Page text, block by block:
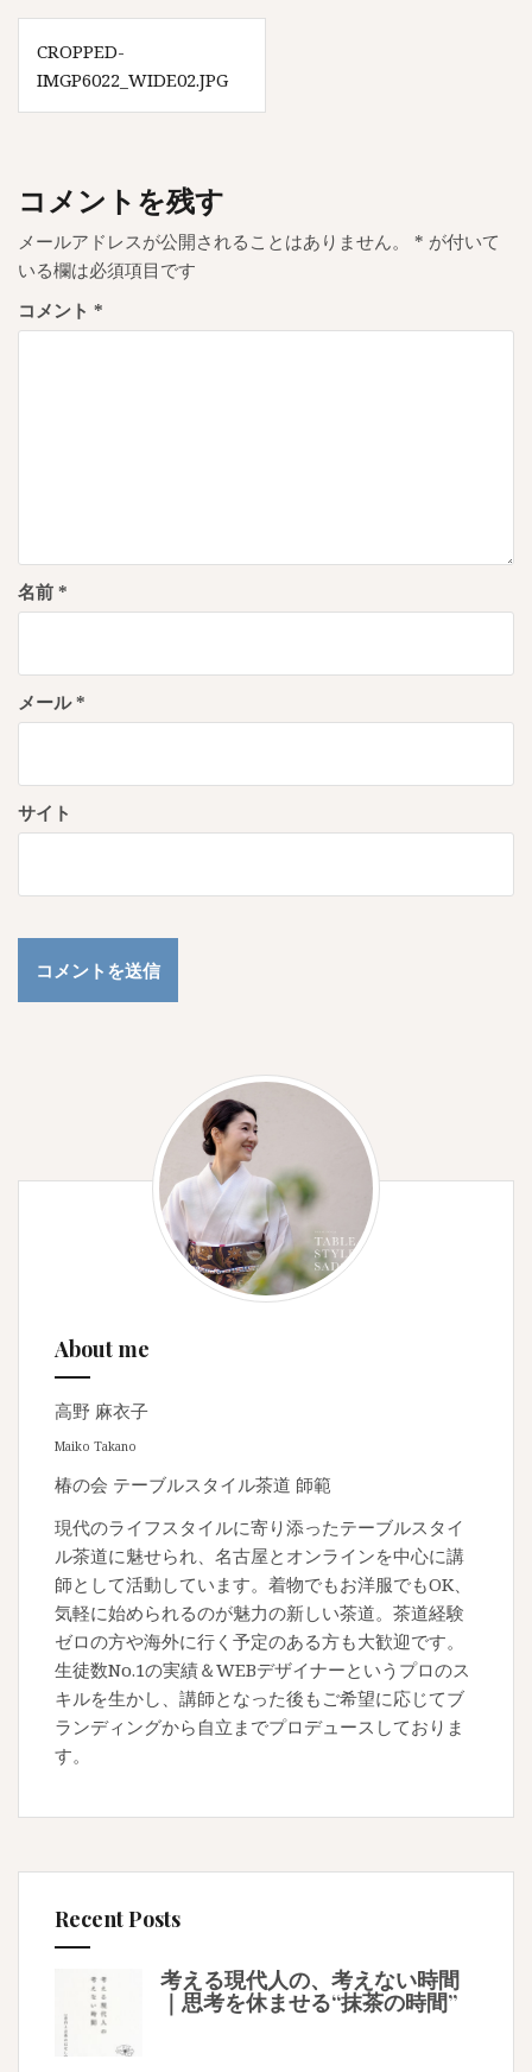
投
稿
ナ
ゲ
ー
シ
ョ
CROPPED-
IMGP6022_WIDE02.JPG
コメントを残す
メールアドレスが公開されることはありません。 * が付いて
いる欄は必須項目です
コメント *
名前 *
メール*
サイト
About me
高野 麻衣子
Maiko Takano
椿の会 テーブルスタイル茶道 師範
現代のライフスタイルに寄り添ったテーブルスタイ
ル茶道に魅せられ、名古屋とオンラインを中心に講
師として活動しています。着物でもお洋服でもOK、
気軽に始められるのが魅力の新しい茶道。茶道経験
ゼロの方や海外に行く予定のある方も大歓迎です。
生徒数No.1の実績＆WEBデザイナーというプロのス
キルを生かし、講師となった後もご希望に応じてブ
ランディングから自立までプロデュースしておりま
す。
Recent Posts
考える現代人の、考えない時間
｜思考を休ませる“抹茶の時間”